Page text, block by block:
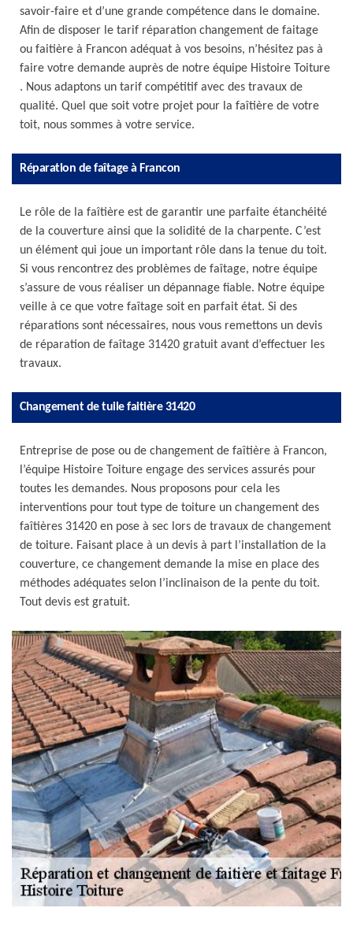
savoir-faire et d’une grande compétence dans le domaine.
Afin de disposer le tarif réparation changement de faitage
ou faitière à Francon adéquat à vos besoins, n’hésitez pas à
faire votre demande auprès de notre équipe Histoire Toiture
. Nous adaptons un tarif compétitif avec des travaux de
qualité. Quel que soit votre projet pour la faîtière de votre
toit, nous sommes à votre service.
Réparation de faîtage à Francon
Le rôle de la faîtière est de garantir une parfaite étanchéité
de la couverture ainsi que la solidité de la charpente. C’est
un élément qui joue un important rôle dans la tenue du toit.
Si vous rencontrez des problèmes de faîtage, notre équipe
s’assure de vous réaliser un dépannage fiable. Notre équipe
veille à ce que votre faîtage soit en parfait état. Si des
réparations sont nécessaires, nous vous remettons un devis
de réparation de faîtage 31420 gratuit avant d’effectuer les
travaux.
Changement de tuile faitière 31420
Entreprise de pose ou de changement de faîtière à Francon,
l’équipe Histoire Toiture engage des services assurés pour
toutes les demandes. Nous proposons pour cela les
interventions pour tout type de toiture un changement des
faîtières 31420 en pose à sec lors de travaux de changement
de toiture. Faisant place à un devis à part l’installation de la
couverture, ce changement demande la mise en place des
méthodes adéquates selon l’inclinaison de la pente du toit.
Tout devis est gratuit.